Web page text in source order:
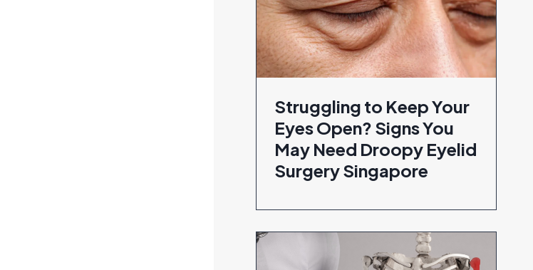
Struggling to Keep Your
Eyes Open? Signs You
May Need Droopy Eyelid
Surgery Singapore